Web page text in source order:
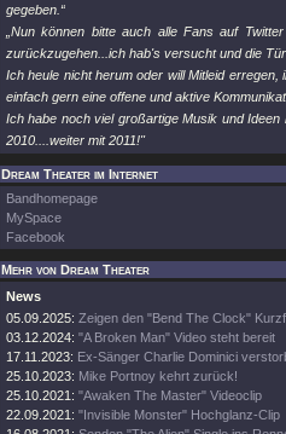
gegeben.“
„Nun können bitte auch alle Fans auf
zurückzugehen...ich hab's versucht und die
Ich heule nicht herum oder will Mitleid
einfach gern eine offene und aktive
Ich habe noch viel großartige Musik und
2010....weiter mit 2011!"
Dream Theater im Internet
Bandhomepage
MySpace
Facebook
Mehr von Dream Theater
News
05.09.2025: Zeigen den "Bend The Clock"
03.12.2024: "A Broken Man" Video steht bereit
17.11.2023: Ex-Sänger Charlie Dominici
25.10.2023: Mike Portnoy kehrt zurück!
25.10.2021: "Awaken The Master" Videoclip
22.09.2021: "Invisible Monster" Hochglanz-Clip